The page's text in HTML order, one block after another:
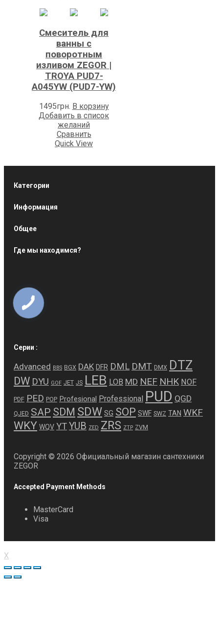
Смеситель для
ванны с
поворотным
изливом ZEGOR |
TROYA PUD7-
A045YW (PUD7-YW)
1495грн. В корзину
Добавить в список
желаний
Сравнить
Quick View
Категории
Информация
Общее
Где мы находимся?
Серии :
Advanced BBS BGX DAK DFR DML DMT DMX DTZ
DW DYU GOF JET JS LEB LOB MD NEF NHK NOF
PDF PED POP Profesional Professional PUD QGD
QJED SAP SDM SDW SG SOP SWF SWZ TAN WKF
WKY WQV YTYUB ZED ZRS ZTP ZVM
Copyright © 2026 Официальный магазин сантехники
ZEGOR
Accepted Payment Methods
MasterCard
Visa
X